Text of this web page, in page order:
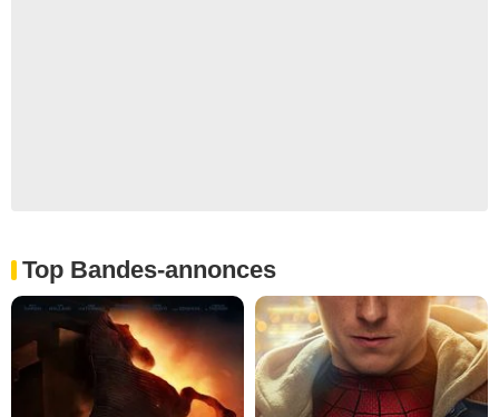
Top Bandes-annonces